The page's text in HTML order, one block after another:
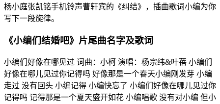
杨小庭张凯铭手机铃声曹轩宾的《纠结》，插曲歌词小编为你
写下一段旋律。
《小编们结婚吧》片尾曲名字及歌词
小编们好像在哪见过 词曲：小柯 演唱：杨宗纬&叶蓓 小编们
好像在哪儿见过你记得吗 好像那是一个春天小编刚发芽 小编
走过 没有回头 小编记得 小编快忘了 小编们好像在哪儿见过你
记得吗 记得那是一个夏天盛开如花 小编唱歌 没有对小编 但小